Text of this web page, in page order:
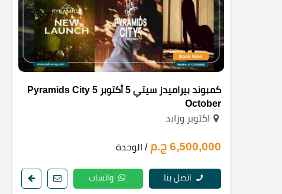
كمبوند بيراميدز سيتي 5 أكتوبر Pyramids City 5
October
اكتوبر وزايد
6,500,000 ج.م / الوحدة
اتصل بنا واتساب